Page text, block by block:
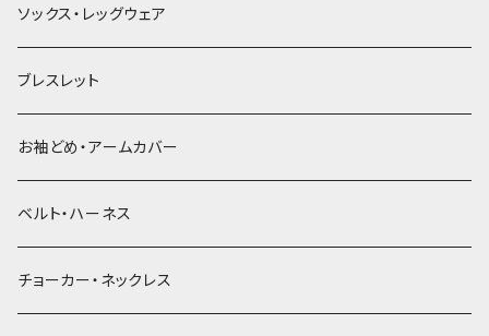
ソックス・レッグウェア
ブレスレット
お袖どめ・アームカバー
ベルト・ハーネス
チョーカー・ネックレス